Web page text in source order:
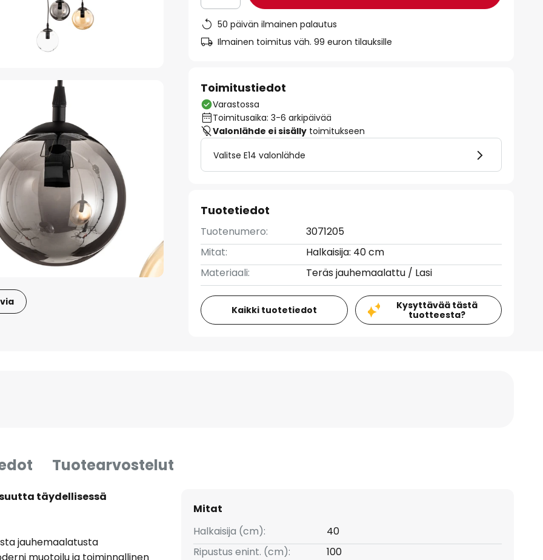
50 päivän ilmainen palautus
Ilmainen toimitus väh. 99 euron tilauksille
Toimitustiedot
Varastossa
Toimitusaika: 3-6 arkipäivää
Valonlähde ei sisälly toimitukseen
Valitse E14 valonlähde
Tuotetiedot
Tuotenumero:
3071205
Mitat:
Halkaisija: 40 cm
Materiaali:
Teräs jauhemaalattu / Lasi
Kaikki tuotetiedot
Kysyttävää tästä
tuotteesta?
Tuotearvostelut
täydellisessä
jauhemaalatusta
Mitat
Halkaisija (cm):
40
Ripustus enint. (cm):
100